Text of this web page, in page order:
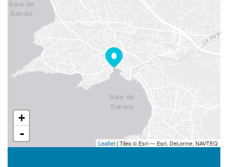
+
-
Leaflet | Tiles © Esri — Esri, DeLorme, NAVTEQ